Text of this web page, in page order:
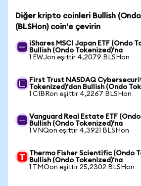
Diğer kripto coinleri Bullish
(BLSHon) coin'e çevirin
iShares MSCI Japan ETF (Ondo
Bullish (Ondo Tokenized)'na
1 EWJon eşittir 4,2079 BLSHon
First Trust NASDAQ
Tokenized)'dan Bullish (Ondo
1 CIBRon eşittir 4,2267 BLSHon
Vanguard Real Estate ETF
Bullish (Ondo Tokenized)'na
1 VNQon eşittir 4,3921 BLSHon
Thermo Fisher Scientific (Ondo
Bullish (Ondo Tokenized)'na
1 TMOon eşittir 25,2302 BLSHon